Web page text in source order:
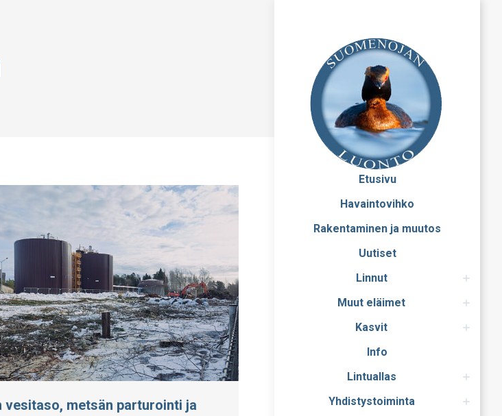
Etusivu
Havaintovihko
Rakentaminen ja muutos
Uutiset
Linnut
Muut eläimet
Kasvit
Info
Lintuallas
Yhdistystoiminta
vesitaso, metsän parturointi ja